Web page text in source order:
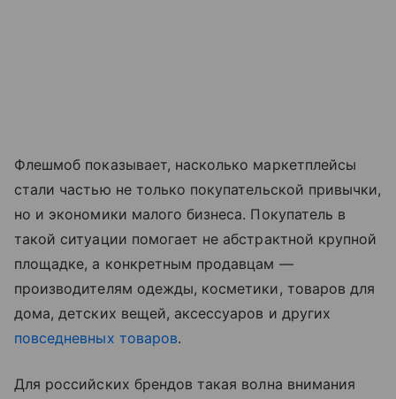
Флешмоб показывает, насколько маркетплейсы
стали частью не только покупательской привычки,
но и экономики малого бизнеса. Покупатель в
такой ситуации помогает не абстрактной крупной
площадке, а конкретным продавцам —
производителям одежды, косметики, товаров для
дома, детских вещей, аксессуаров и других
повседневных товаров.
Для российских брендов такая волна внимания